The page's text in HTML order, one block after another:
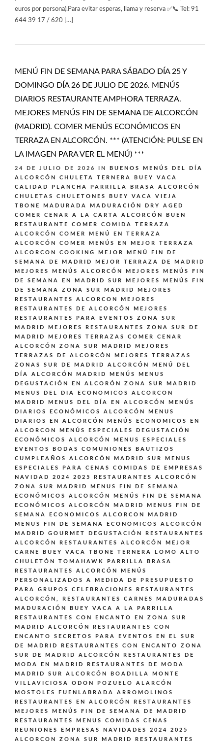
euros por persona).Para evitar esperas, llama y reserva ✅📞 Tel: 91
644 39 17 / 620 […]
MENÚ FIN DE SEMANA PARA SÁBADO DÍA 25 Y
DOMINGO DÍA 26 DE JULIO DE 2026. MENÚS
DIARIOS RESTAURANTE AMPHORA TERRAZA.
MEJORES MENÚS FIN DE SEMANA DE ALCORCÓN
(MADRID). COMER MENÚS ECONÓMICOS EN
TERRAZA EN ALCORCÓN. *** (ATENCIÓN: PULSE EN
LA IMAGEN PARA VER EL MENÚ) ***
24 DE JULIO DE 2026 IN
BUENOS MENÚS DEL DÍA
ALCORCÓN
CHULETA TERNERA BUEY VACA
CALIDAD PLANCHA PARRILLA BRASA ALCORCÓN
CHULETAS CHULETONES BUEY VACA VIEJA
TBONE MADURADA MADURACIÓN DRY AGED
COMER CENAR A LA CARTA ALCORCÓN BUEN
RESTAURANTE
COMER COMIDA TERRAZA
ALCORCÓN
COMER MENÚ EN TERRAZA
ALCORCÓN
COMER MENÚS EN MEJOR TERRAZA
ALCORCON
COOKING
MEJOR MENÚ FIN DE
SEMANA DE MADRID
MEJOR TERRAZA DE MADRID
MEJORES MENÚS ALCORCÓN
MEJORES MENÚS FIN
DE SEMANA EN MADRID SUR
MEJORES MENÚS FIN
DE SEMANA ZONA SUR MADRID
MEJORES
RESTAURANTES ALCORCON
MEJORES
RESTAURANTES DE ALCORCÓN
MEJORES
RESTAURANTES PARA EVENTOS ZONA SUR
MADRID
MEJORES RESTAURANTES ZONA SUR DE
MADRID
MEJORES TERRAZAS COMER CENAR
ALCORCÓN ZONA SUR MADRID
MEJORES
TERRAZAS DE ALCORCÓN
MEJORES TERRAZAS
ZONAS SUR DE MADRID ALCORCÓN
MENÚ DEL
DÍA ALCORCÓN MADRID
MENÚS
MENUS
DEGUSTACIÓN EN ALCORÓN ZONA SUR MADRID
MENUS DEL DIA ECONOMICOS ALCORCON
MADRID
MENUS DEL DÍA EN ALCORCÓN
MENÚS
DIARIOS ECONÓMICOS ALCORCÓN
MENUS
DIARIOS EN ALCORCÓN
MENÚS ECONOMICOS EN
ALCORCON
MENÚS ESPECIALES DEGUSTACIÓN
ECONÓMICOS ALCORCÓN
MENUS ESPECIALES
EVENTOS BODAS COMUNIONES BAUTIZOS
CUMPLEAÑOS ALCORCÓN MADRID SUR
MENUS
ESPECIALES PARA CENAS COMIDAS DE EMPRESAS
NAVIDAD 2024 2025 RESTAURANTES ALCORCÓN
ZONA SUR MADRID
MENUS FIN DE SEMANA
ECONÓMICOS ALCORCÓN
MENÚS FIN DE SEMANA
ECONÓMICOS ALCORCÓN MADRID
MENUS FIN DE
SEMANA ECONOMICOS ALCORCON MADRID
MENUS FIN DE SEMANA ECONOMICOS ALCORCÓN
MADRID GOURMET DEGUSTACIÓN
RESTAURANTES
ALCORCÓN
RESTAURANTES ALCORCÓN MEJOR
CARNE BUEY VACA TBONE TERNERA LOMO ALTO
CHULETÓN TOMAHAWK PARRILLA BRASA
RESTAURANTES ALCORCÓN MENÚS
PERSONALIZADOS A MEDIDA DE PRESUPUESTO
PARA GRUPOS CELEBRACIONES
RESTAURANTES
ALCORCÓN,
RESTAURANTES CARNES MADURADAS
MADURACIÓN BUEY VACA A LA PARRILLA
RESTAURANTES CON ENCANTO EN ZONA SUR
MADRID ALCORCÓN
RESTAURANTES CON
ENCANTO SECRETOS PARA EVENTOS EN EL SUR
DE MADRID
RESTAURANTES CON ENCANTO ZONA
SUR DE MADRID ALCORCÓN
RESTAURANTES DE
MODA EN MADRID
RESTAURANTES DE MODA
MADRID SUR ALCORCÓN BOADILLA MONTE
VILLAVICIOSA ODON POZUELO ALARCÓN
MOSTOLES FUENLABRADA ARROMOLINOS
RESTAURANTES EN ALCORCÓN
RESTAURANTES
MEJORES MENÚS FIN DE SEMANA DE MADRID
RESTAURANTES MENUS COMIDAS CENAS
REUNIONES EMPRESAS NAVIDADES 2024 2025
ALCORCON ZONA SUR MADRID
RESTAURANTES